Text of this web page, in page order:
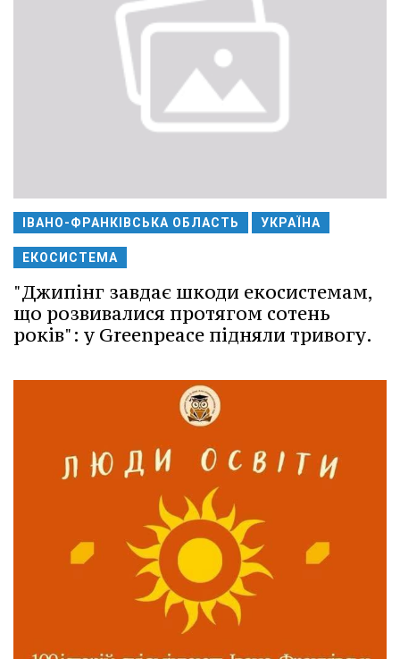
ІВАНО-ФРАНКІВСЬКА ОБЛАСТЬ УКРАЇНА
ЕКОСИСТЕМА
"Джипінг завдає шкоди екосистемам,
що розвивалися протягом сотень
років": у Greenpeace підняли тривогу.